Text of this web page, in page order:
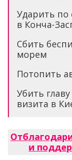
Ударить по
в Конча-
Сбить
морем
Потопить
Убить
визита в
и